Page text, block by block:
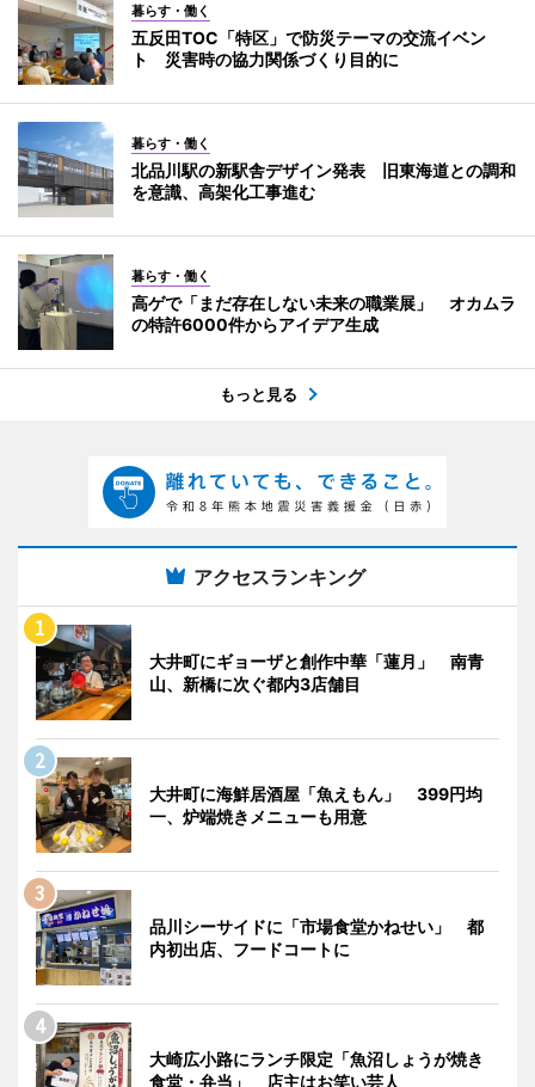
暮らす・働く
五反田TOC「特区」で防災テーマの交流イベン
ト 災害時の協力関係づくり目的に
暮らす・働く
北品川駅の新駅舎デザイン発表 旧東海道との調和
を意識、高架化工事進む
暮らす・働く
高ゲで「まだ存在しない未来の職業展」 オカムラ
の特許6000件からアイデア生成
もっと見る
アクセスランキング
大井町にギョーザと創作中華「蓮月」 南青
山、新橋に次ぐ都内3店舗目
大井町に海鮮居酒屋「魚えもん」 399円均
一、炉端焼きメニューも用意
品川シーサイドに「市場食堂かねせい」 都
内初出店、フードコートに
大崎広小路にランチ限定「魚沼しょうが焼き
食堂・弁当」 店主はお笑い芸人